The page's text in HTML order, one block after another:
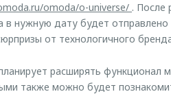
omoda/o-universe/ . После
в нужную дату будет
от технологичного
расширять функционал
также можно будет